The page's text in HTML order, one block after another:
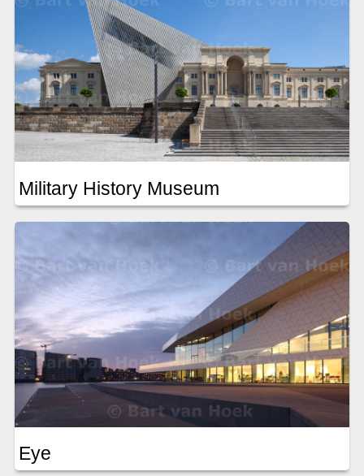
Military History Museum
Eye